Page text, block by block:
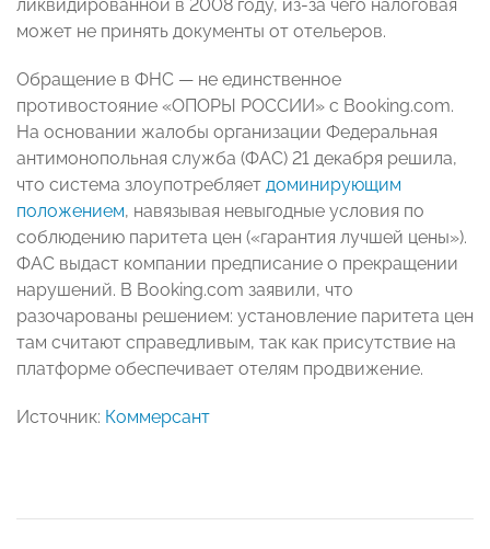
ликвидированной в 2008 году, из-за чего налоговая
может не принять документы от отельеров.
Обращение в ФНС — не единственное
противостояние «ОПОРЫ РОССИИ» с Booking.com.
На основании жалобы организации Федеральная
антимонопольная служба (ФАС) 21 декабря решила,
что система злоупотребляет доминирующим
положением, навязывая невыгодные условия по
соблюдению паритета цен («гарантия лучшей цены»).
ФАС выдаст компании предписание о прекращении
нарушений. В Booking.com заявили, что
разочарованы решением: установление паритета цен
там считают справедливым, так как присутствие на
платформе обеспечивает отелям продвижение.
Источник: Коммерсант